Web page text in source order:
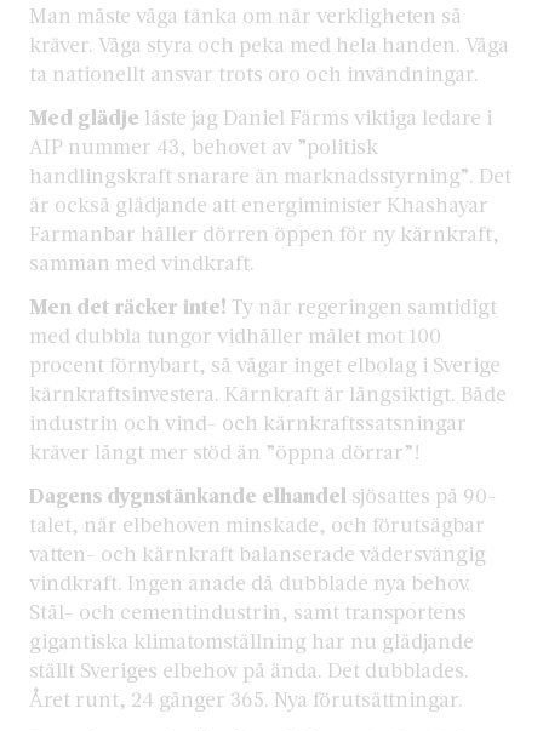
Man måste våga tänka om när verkligheten så
kräver. Våga styra och peka med hela handen. Våga
ta nationellt ansvar trots oro och invändningar.
Med glädje läste jag Daniel Färms viktiga ledare i
AIP nummer 43, behovet av ”politisk
handlingskraft snarare än marknadsstyrning”. Det
är också glädjande att energiminister Khashayar
Farmanbar håller dörren öppen för ny kärnkraft,
samman med vindkraft.
Men det räcker inte! Ty när regeringen samtidigt
med dubbla tungor vidhåller målet mot 100
procent förnybart, så vågar inget elbolag i Sverige
kärnkraftsinvestera. Kärnkraft är långsiktigt. Både
industrin och vind- och kärnkraftssatsningar
kräver långt mer stöd än ”öppna dörrar”!
Dagens dygnstänkande elhandel sjösattes på 90-
talet, när elbehoven minskade, och förutsägbar
vatten- och kärnkraft balanserade vädersvängig
vindkraft. Ingen anade då dubblade nya behov.
Stål- och cementindustrin, samt transportens
gigantiska klimatomställning har nu glädjande
ställt Sveriges elbehov på ända. Det dubblades.
Året runt, 24 gånger 365. Nya förutsättningar.